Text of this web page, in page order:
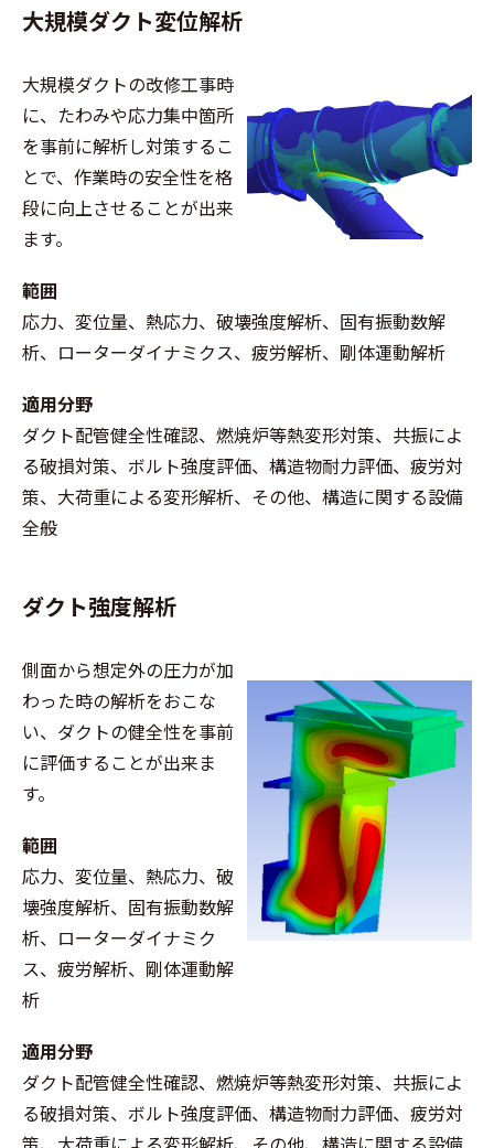
大規模ダクト変位解析
大規模ダクトの改修工事時
に、たわみや応力集中箇所
を事前に解析し対策するこ
とで、作業時の安全性を格
段に向上させることが出来
ます。
範囲
応力、変位量、熱応力、破壊強度解析、固有振動数解
析、ローターダイナミクス、疲労解析、剛体運動解析
適用分野
ダクト配管健全性確認、燃焼炉等熱変形対策、共振によ
る破損対策、ボルト強度評価、構造物耐力評価、疲労対
策、大荷重による変形解析、その他、構造に関する設備
全般
ダクト強度解析
側面から想定外の圧力が加
わった時の解析をおこな
い、ダクトの健全性を事前
に評価することが出来ま
す。
範囲
応力、変位量、熱応力、破
壊強度解析、固有振動数解
析、ローターダイナミク
ス、疲労解析、剛体運動解
析
適用分野
ダクト配管健全性確認、燃焼炉等熱変形対策、共振によ
る破損対策、ボルト強度評価、構造物耐力評価、疲労対